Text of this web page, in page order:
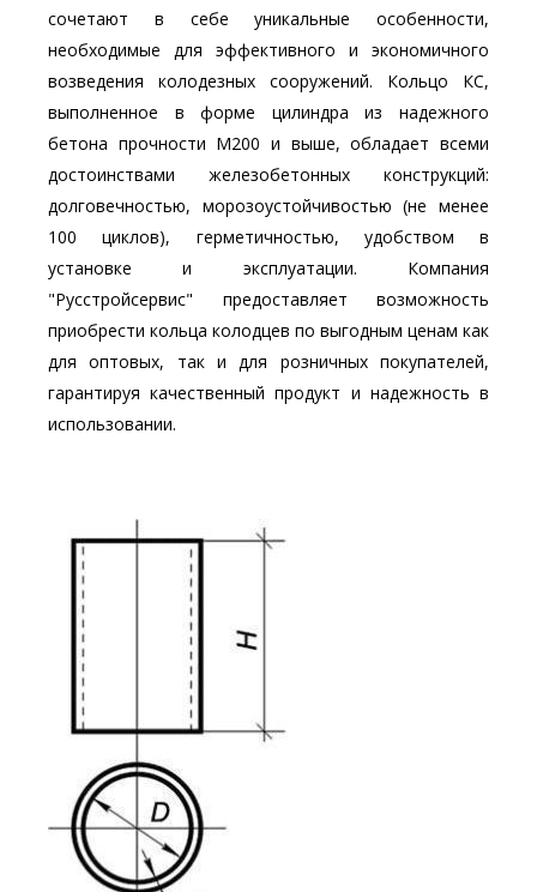
сочетают в себе уникальные особенности,
необходимые для эффективного и экономичного
возведения колодезных сооружений. Кольцо КС,
выполненное в форме цилиндра из надежного
бетона прочности М200 и выше, обладает всеми
достоинствами железобетонных конструкций:
долговечностью, морозоустойчивостью (не менее
100 циклов), герметичностью, удобством в
установке и эксплуатации. Компания
"Русстройсервис" предоставляет возможность
приобрести кольца колодцев по выгодным ценам как
для оптовых, так и для розничных покупателей,
гарантируя качественный продукт и надежность в
использовании.